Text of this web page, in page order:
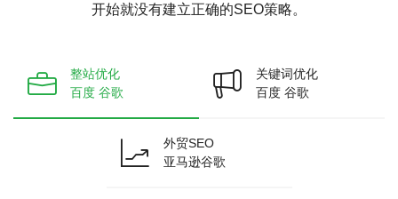
开始就没有建立正确的SEO策略。
整站优化
百度 谷歌
关键词优化
百度 谷歌
外贸SEO
亚马逊谷歌